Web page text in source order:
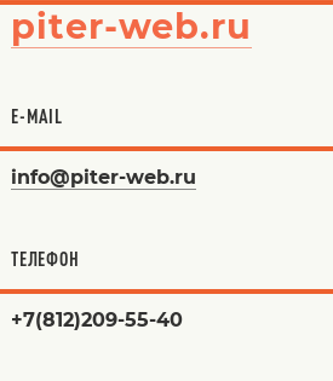
piter-web.ru
E-MAIL
info@piter-web.ru
ТЕЛЕФОН
+7(812)209-55-40